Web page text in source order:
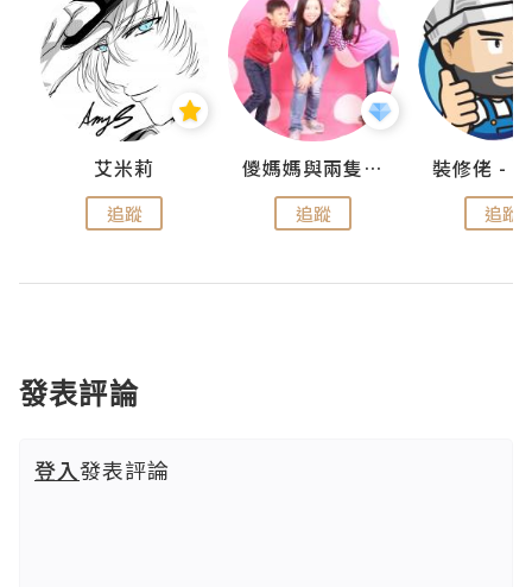
艾米莉
追蹤
儍媽媽與兩隻小魔怪之家
追蹤 追蹤
發表評論
登入發表評論